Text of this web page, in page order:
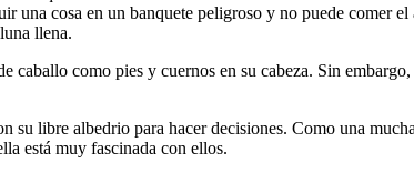
una cosa en un banquete peligroso y no puede comer
llena.
caballo como pies y cuernos en su cabeza. Sin
libre albedrio para hacer decisiones. Como una
está muy fascinada con ellos.